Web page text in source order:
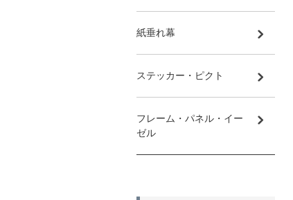
紙垂れ幕
ステッカー・ピクト
フレーム・パネル・イー
ゼル